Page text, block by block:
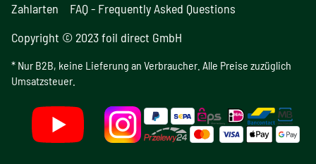
Zahlarten
FAQ - Frequently Asked Questions
Copyright © 2023 foil direct GmbH
* Nur B2B, keine Lieferung an Verbraucher. Alle Preise zuzüglich
Umsatzsteuer.